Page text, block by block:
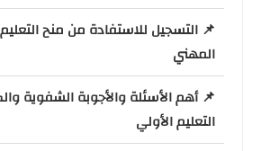
📌 التسجيل للاستفادة من منح
المهني
📌 أهم الأسئلة والأجوبة الشفوية
التعليم الأولي